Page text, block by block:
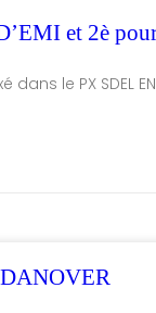
et 2è
dans le PX SDEL